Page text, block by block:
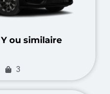
ou similaire
3